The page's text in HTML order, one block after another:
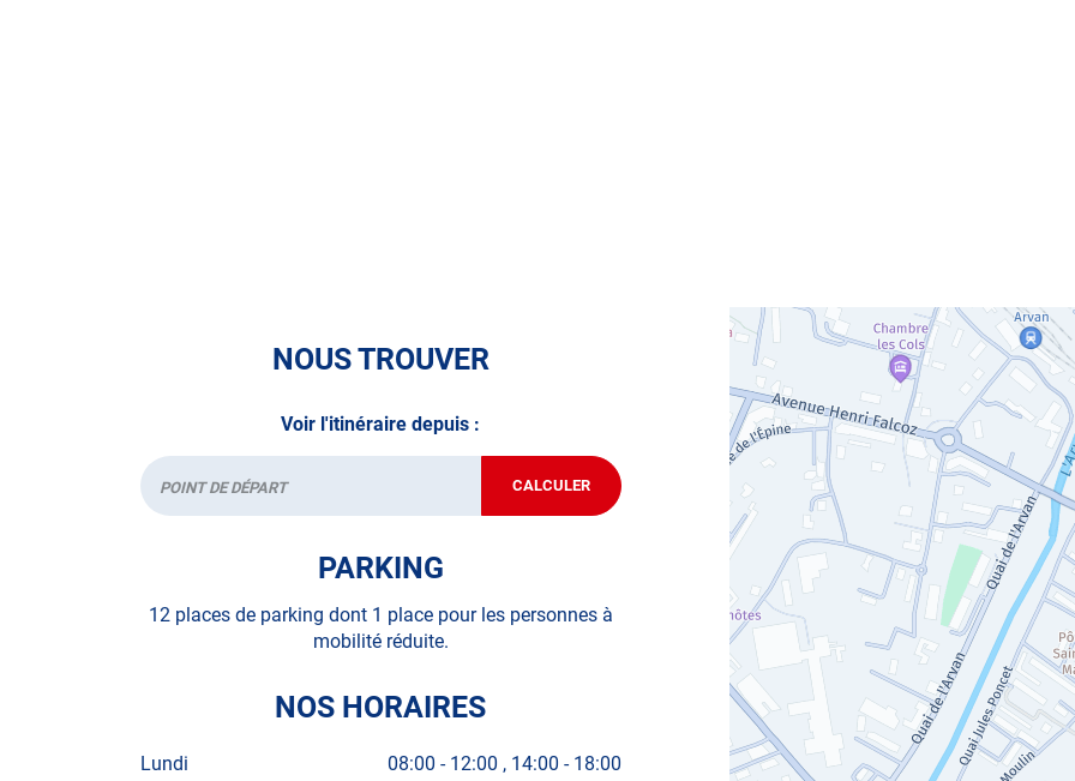
NOUS TROUVER
Voir l'itinéraire depuis :
Départ CALCULER
JUSQU'AU
POINT
DE-
PARKING
12 places de parking dont 1 place pour les personnes à
mobilité réduite.
NOS HORAIRES
Lundi 08:00 - 12:00 14:00 - 18:00